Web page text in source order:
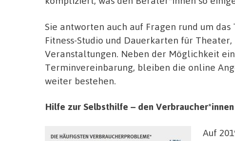
Sie antworten auch auf Fragen rund um
Fitness-Studio und Dauerkarten für
Veranstaltungen. Neben der Möglichkeit
Terminvereinbarung, bleiben die online
weiter bestehen.
Hilfe zur Selbsthilfe – den
Auf